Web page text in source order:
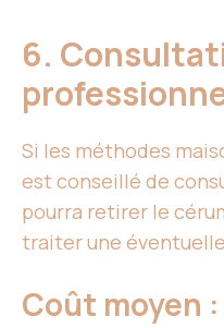
6.
Si les méthodes
est conseillé de
pourra retirer le
traiter une
Coût moyen :